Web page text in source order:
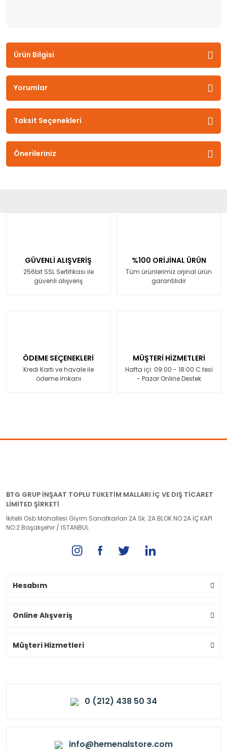
Ürün Bilgisi
Yorumlar
Taksit Seçenekleri
Önerileriniz
GÜVENLİ ALIŞVERİŞ
256bit SSL Sertifikası ile
güvenli alışveriş
%100 ORİJİNAL ÜRÜN
Tüm ürünlerimiz orjinal ürün
garantilidir
ÖDEME SEÇENEKLERİ
Kredi Kartı ve havale ile
ödeme imkanı
MÜŞTERİ HİZMETLERİ
Hafta içi: 09:00 - 18:00 C.tesi
- Pazar Online Destek
BTG GRUP İNŞAAT TOPLU TUKETİM MALLARI İÇ VE DIŞ TİCARET
LİMİTED ŞİRKETİ
İkitelli Osb Mahallesi Giyim Sanatkarları 2A Sk. 2A BLOK NO:2A İÇ KAPI
NO:2 Başakşehir / İSTANBUL
Hesabım
Online Alışveriş
Müşteri Hizmetleri
0 (212) 438 50 34
info@hemenalstore.com